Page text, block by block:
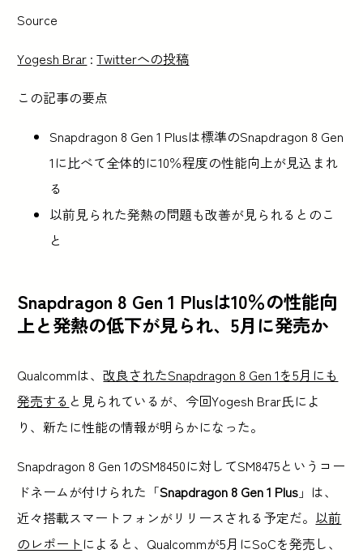
Source
Yogesh Brar :Twitterへの投稿
この記事の要点
Snapdragon 8 Gen 1 Plusは標準のSnapdragon 8 Gen
1に比べて全体的に10％程度の性能向上が見込まれ
る
以前見られた発熱の問題も改善が見られるとのこ
と
Snapdragon 8 Gen 1 Plusは10％の性能向
上と発熱の低下が見られ、5月に発売か
Qualcommは、改良されたSnapdragon 8 Gen 1を5月にも
発売する と見られているが、今回Yogesh Brar氏によ
り、新たに性能の情報が明らかになった。
Snapdragon 8 Gen 1のSM8450に対してSM8475というコー
ドネームが付けられた「Snapdragon 8 Gen 1 Plus 」は、
近々搭載スマートフォンがリリースされる予定だ。 以前
のレポート によると、Qualcommが5月にSoCを発売し、